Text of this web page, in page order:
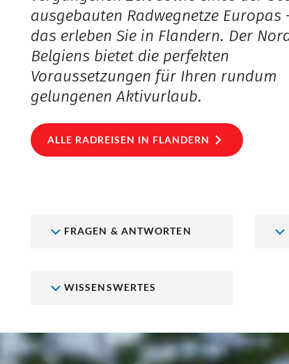
ausgebauten Radwegnetze Europas
das erleben Sie in Flandern. Der
Belgiens bietet die perfekten
Voraussetzungen für Ihren rundum
gelungenen Aktivurlaub.
ALLE RADREISEN IN FLANDERN
FRAGEN & ANTWORTEN
WISSENSWERTES